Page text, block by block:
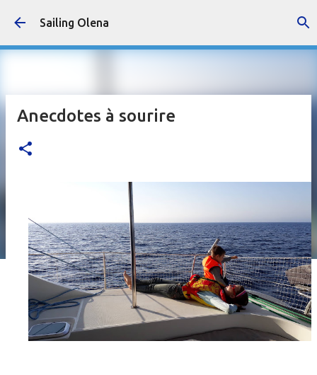
Sailing Olena
Anecdotes à sourire